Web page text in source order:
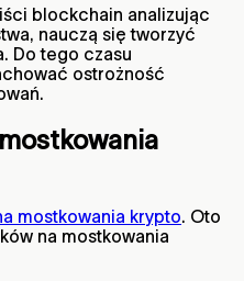
blockchain analizując
nauczą się tworzyć
Do tego czasu
ostrożność
mostkowania krypto. Oto
na mostkowania